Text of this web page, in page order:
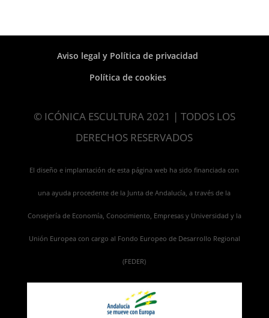
Aviso legal y Política de privacidad
Política de cookies
© ICÓNICA ESCULTURA 2021 | TODOS LOS
DERECHOS RESERVADOS
El diseño e implantación de esta página web ha sido financiada con
una ayuda procedente de la Junta de Andalucía, a través de la
Consejería de Economía, Conocimiento, Empresas y Universidad y la
Unión Europea con cargo al Fondo Europeo de Desarrollo Regional
(FEDER)